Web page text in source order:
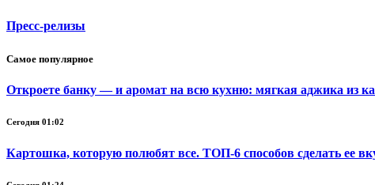
Пресс-релизы
Самое популярное
Откроете банку — и аромат на всю кухню: мягкая аджика из
Сегодня 01:02
Картошка, которую полюбят все. ТОП-6 способов сделать ее